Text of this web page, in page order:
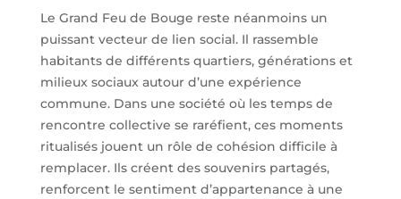
Le Grand Feu de Bouge reste néanmoins un
puissant vecteur de lien social. Il rassemble
habitants de différents quartiers, générations et
milieux sociaux autour d’une expérience
commune. Dans une société où les temps de
rencontre collective se raréfient, ces moments
ritualisés jouent un rôle de cohésion difficile à
remplacer. Ils créent des souvenirs partagés,
renforcent le sentiment d’appartenance à une